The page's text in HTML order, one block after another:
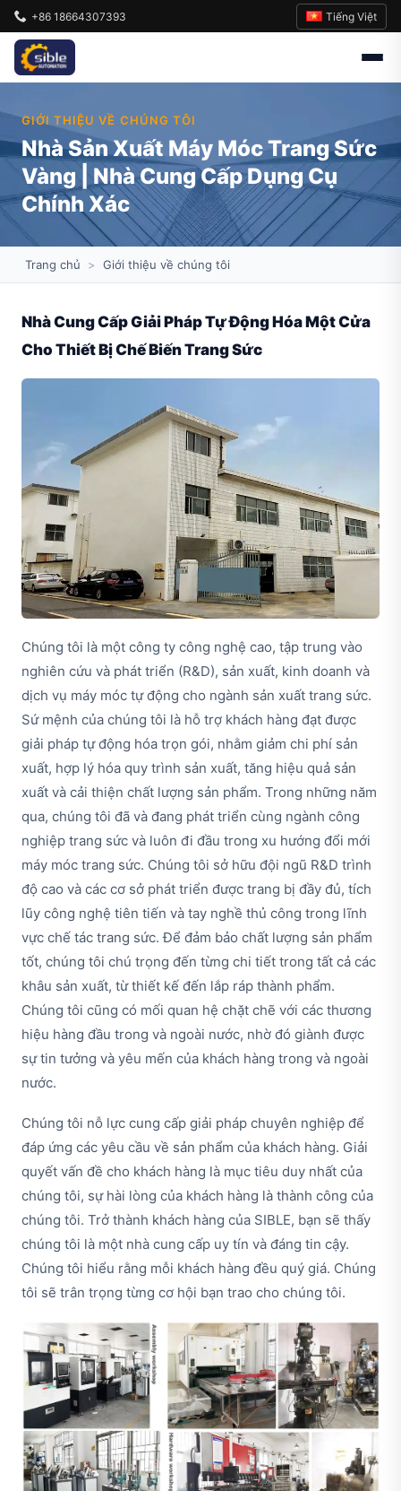
+86 18664307393 Tiếng Việt
GIỚI THIỆU VỀ CHÚNG TÔI
Nhà Sản Xuất Máy Móc Trang Sức
Vàng | Nhà Cung Cấp Dụng Cụ
Chính Xác
Trang chủ > Giới thiệu về chúng tôi
Nhà Cung Cấp Giải Pháp Tự Động Hóa Một Cửa
Cho Thiết Bị Chế Biến Trang Sức
Chúng tôi là một công ty công nghệ cao, tập trung vào
nghiên cứu và phát triển (R&D), sản xuất, kinh doanh và
dịch vụ máy móc tự động cho ngành sản xuất trang sức.
Sứ mệnh của chúng tôi là hỗ trợ khách hàng đạt được
giải pháp tự động hóa trọn gói, nhằm giảm chi phí sản
xuất, hợp lý hóa quy trình sản xuất, tăng hiệu quả sản
xuất và cải thiện chất lượng sản phẩm. Trong những năm
qua, chúng tôi đã và đang phát triển cùng ngành công
nghiệp trang sức và luôn đi đầu trong xu hướng đổi mới
máy móc trang sức. Chúng tôi sở hữu đội ngũ R&D trình
độ cao và các cơ sở phát triển được trang bị đầy đủ, tích
lũy công nghệ tiên tiến và tay nghề thủ công trong lĩnh
vực chế tác trang sức. Để đảm bảo chất lượng sản phẩm
tốt, chúng tôi chú trọng đến từng chi tiết trong tất cả các
khâu sản xuất, từ thiết kế đến lắp ráp thành phẩm.
Chúng tôi cũng có mối quan hệ chặt chẽ với các thương
hiệu hàng đầu trong và ngoài nước, nhờ đó giành được
sự tin tưởng và yêu mến của khách hàng trong và ngoài
nước.
Chúng tôi nỗ lực cung cấp giải pháp chuyên nghiệp để
đáp ứng các yêu cầu về sản phẩm của khách hàng. Giải
quyết vấn đề cho khách hàng là mục tiêu duy nhất của
chúng tôi, sự hài lòng của khách hàng là thành công của
chúng tôi. Trở thành khách hàng của SIBLE, bạn sẽ thấy
chúng tôi là một nhà cung cấp uy tín và đáng tin cậy.
Chúng tôi hiểu rằng mỗi khách hàng đều quý giá. Chúng
tôi sẽ trân trọng từng cơ hội bạn trao cho chúng tôi.